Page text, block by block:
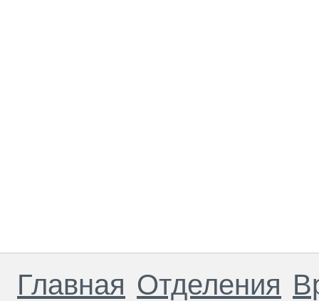
Главная Отделения